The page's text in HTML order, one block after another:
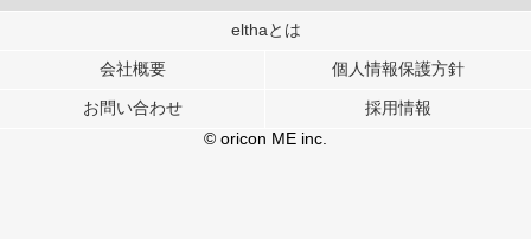
このサイトでは Cookie を使用して、ユーザーに合わせたコンテンツや広告の
行っています。
メディアや広告配信、データ解析の各パートナーに提供しています。
各パートナーは、この情報とユーザーが各パートナーに提供した他の情報や、
ユーザーが各パートナーのサービスを使用したときに収集した他の情報を組み
elthaとは
会社概要 個人情報保護方針
お問い合わせ
採用情報
© oricon ME inc.